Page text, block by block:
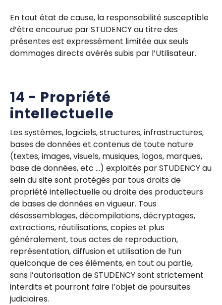
En tout état de cause, la responsabilité susceptible
d’être encourue par STUDENCY au titre des
présentes est expressément limitée aux seuls
dommages directs avérés subis par l’Utilisateur.
14 - Propriété
intellectuelle
Les systèmes, logiciels, structures, infrastructures,
bases de données et contenus de toute nature
(textes, images, visuels, musiques, logos, marques,
base de données, etc …) exploités par STUDENCY au
sein du site sont protégés par tous droits de
propriété intellectuelle ou droite des producteurs
de bases de données en vigueur. Tous
désassemblages, décompilations, décryptages,
extractions, réutilisations, copies et plus
généralement, tous actes de reproduction,
représentation, diffusion et utilisation de l’un
quelconque de ces éléments, en tout ou partie,
sans l’autorisation de STUDENCY sont strictement
interdits et pourront faire l’objet de poursuites
judiciaires.